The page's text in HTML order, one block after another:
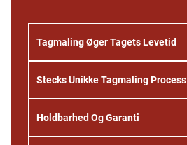
Tagmaling Øger Tagets Levetid
Stecks Unikke Tagmaling Process
Holdbarhed Og Garanti